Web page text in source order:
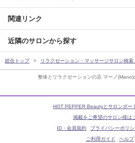
整体とリラクゼーションの店 マーノ(Mano)
関連リンク
近隣のサロンから探す
総合トップ リラクゼーション・マッサージサロン検索
HOT PEPPER Beautyとサロンボー
掲載をご希望のサロン様は
ID・会員規約
プライバシーポリシ
ご利用ガイド
ヘルプ